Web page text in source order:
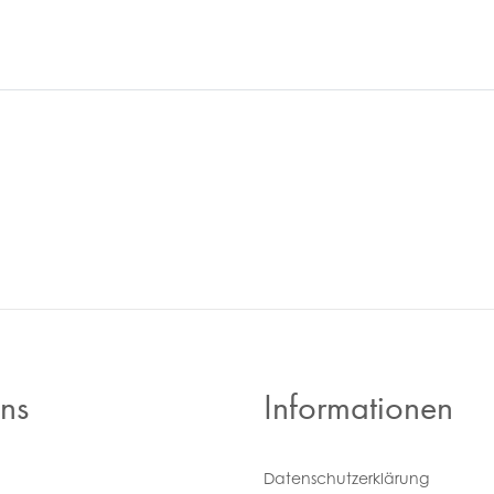
Informationen
Daten­schutz­erklärung